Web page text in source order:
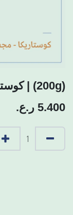
(200g) | كوستاريكا ميرادو | سبيس
5.400 ر.ع.